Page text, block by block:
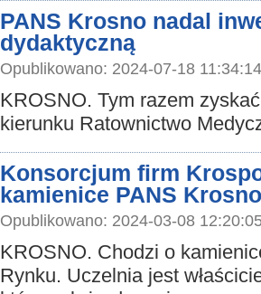
PANS Krosno nadal
dydaktyczną
Opublikowano: 2024-07-18
KROSNO. Tym razem
kierunku Ratownictwo
Konsorcjum firm
kamienice PANS Krosno
Opublikowano: 2024-03-08
KROSNO. Chodzi o
Rynku. Uczelnia jest